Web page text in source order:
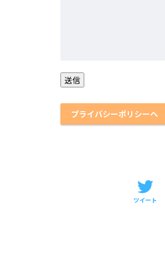
プライバシーポリシーへ
ツイート